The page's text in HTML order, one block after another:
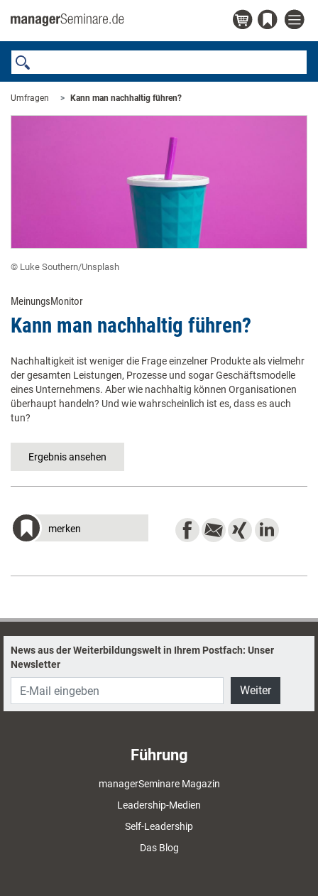
Umfragen Kann man nachhaltig führen?
© Luke Southern/Unsplash
MeinungsMonitor
Kann man nachhaltig führen?
Nachhaltigkeit ist weniger die Frage einzelner Produkte als vielmehr
der gesamten Leistungen, Prozesse und sogar Geschäftsmodelle
eines Unternehmens. Aber wie nachhaltig können Organisationen
überhaupt handeln? Und wie wahrscheinlich ist es, dass es auch
tun?
merken
News aus der Weiterbildungswelt in Ihrem Postfach: Unser
Newsletter
Weiter
Führung
managerSeminare Magazin
Leadership-Medien
Self-Leadership
Das Blog